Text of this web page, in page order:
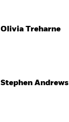
Olivia Treharne
Stephen Andrews